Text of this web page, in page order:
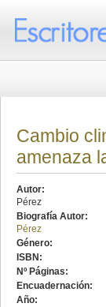
Cambio
amenaza
Autor:
Pérez
Biografía Autor:
Pérez
Género:
ISBN:
Nº Páginas:
Encuadernación:
Año: